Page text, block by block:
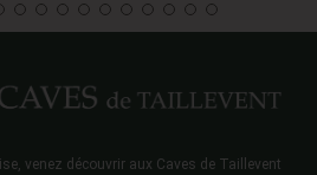
venez découvrir aux Caves de Taillevent